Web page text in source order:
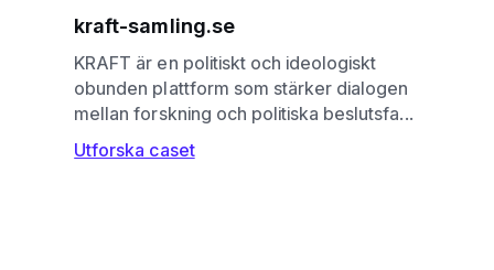
kraft-samling.se
KRAFT är en politiskt och ideologiskt
obunden plattform som stärker dialogen
mellan forskning och politiska beslutsfa...
Utforska caset